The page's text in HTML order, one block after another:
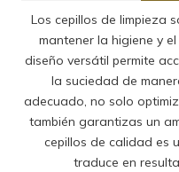
Los cepillos de limpieza
mantener la higiene y
diseño versátil permite
la suciedad de
adecuado, no solo
también garantizas un
cepillos de calidad es
traduce en